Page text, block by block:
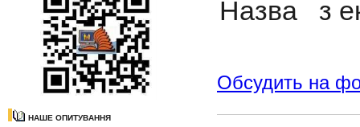
НАШЕ ОПИТУВАННЯ
Назва з
Обсудить на